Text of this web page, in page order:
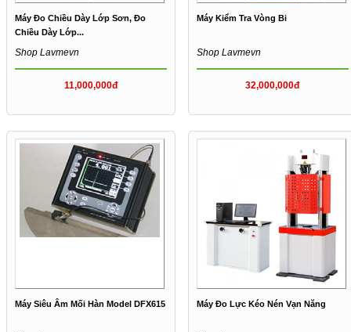
Máy Đo Chiều Dày Lớp Sơn, Đo
Chiều Dày Lớp...
Shop Lavmevn
11,000,000đ
Máy Kiểm Tra Vòng Bi
Shop Lavmevn
32,000,000đ
Máy Siêu Âm Mối Hàn Model DFX615 Máy Đo Lực Kéo Nén Vạn Năng